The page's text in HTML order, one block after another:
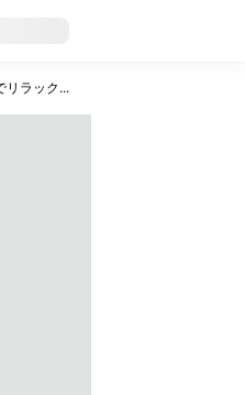
屋外プールやスパでリラックス！シックな4つ星ホテルで充実のハノイステイ。往復送迎つき